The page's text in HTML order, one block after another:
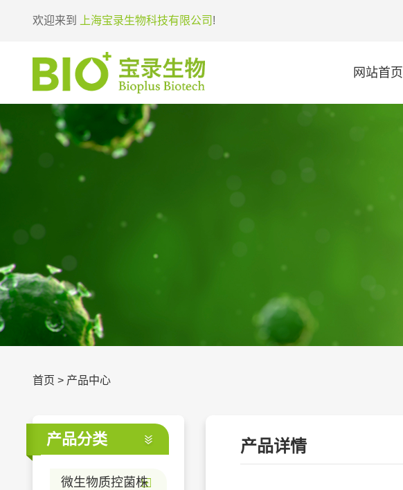
欢迎来到 上海宝录生物科技有限公司 !
网站首页
首页 > 产品中心
产品分类
微生物质控菌株
产品详情